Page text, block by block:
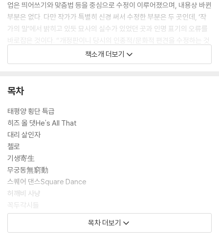
업은 띄어쓰기와 맞춤법 등을 중심으로 수정이 이루어졌으며, 내용상 바뀐
부분은 없다. 다만 작가가 특별히 신경 써서 수정한 부분은 두 곳인데, ‘작
가의 말’에서 밝히고 있듯 묘사의 실수가 있었던 곳과 인명 표기의 오류를
바로잡은 것이다. “개정판이니 당시의 인종적/문화적 편견을 수정하는 것
도 가능했겠지만, 대부분 그냥 두었다. 아무래도 거짓말이 될 테니까”라고
작가가 이번 개정판을 펴내며 밝히고 있거니와, 비단 이러한 부분뿐 아니
들이 시간의 흐름에 따라 그때와 다른 느낌으로 다가올 수도 있지만 그 역
을 전혀 훼손하지 않기 때문이다. 물론 작가의 눈에 못내 도드라지는 부분
도 있긴 하다. 미라맥스의 몰락을 예상하지 못한 것이 그렇다. 하지만 “미
래 예측을 하느라 이 장르의 글을 쓰는 건 아니다. 당연히 내 ‘예측’은 대부
분 틀렸다”는 작가의 고백과 “많은 SF 작가가 그랬듯, 나는 예술 창작을
하는 인공지능이 나오는 시기를 너무 늦게 잡았다”는 진단이 이 책을 더욱
매력적으로 보이게 하는 데에는 SF의 세계에서 시간이 반드시 미래로만
향하지만은 않기 때문이다.
과학기술 분야는 하루가 다르게 발전을 거듭하고 있고 〈2020 원더키디〉
도 이미 지난날이 된 지금, SF의 변화 또한 빠르게 변화하고 있는 현실에서
20년을 훌쩍 넘긴 SF적 상상력이 여전히 힘을 발휘하는 이유가 여기에 있
책소개 더보기
목차
태평양 횡단 특급
히즈 올 댓He's All That
대리 살인자
첼로
기생寄生
무궁동無窮動
스퀘어 댄스Square Dance
허깨비 사냥
꼭두각시들
끈
목차 더보기